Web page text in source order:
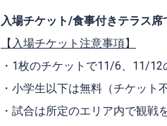
入場チケット/食事付きテラス席
【入場チケット注意事項】
・1枚のチケットで11/6、11/12
・小学生以下は無料（チケット
・試合は所定のエリア内で観